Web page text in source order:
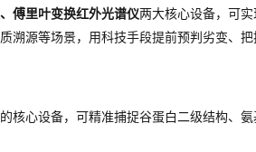
傅里叶变换红外光谱仪两大核心设备，可
溯源等场景，用科技手段提前预判劣变、把
核心设备，可精准捕捉谷蛋白二级结构、